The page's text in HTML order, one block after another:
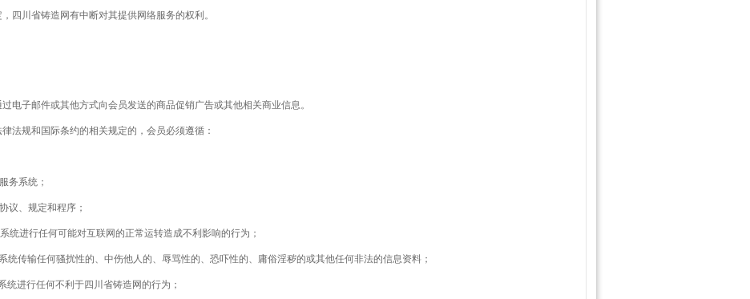
四川省铸造网有中断对其提供网络服务的权利。
电子邮件或其他方式向会员发送的商品促销广告或其他相关商业信息。
法规和国际条约的相关规定的，会员必须遵循：
务系统；
议、规定和程序；
统进行任何可能对互联网的正常运转造成不利影响的行为；
统传输任何骚扰性的、中伤他人的、辱骂性的、恐吓性的、庸俗淫秽的或其他任何非法的信息资料；
统进行任何不利于四川省铸造网的行为；